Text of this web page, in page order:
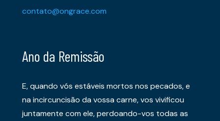
contato@ongrace.com
Ano da Remissão
E, quando vós estáveis mortos nos pecados, e
na incircuncisão da vossa carne, vos vivificou
juntamente com ele, perdoando-vos todas as